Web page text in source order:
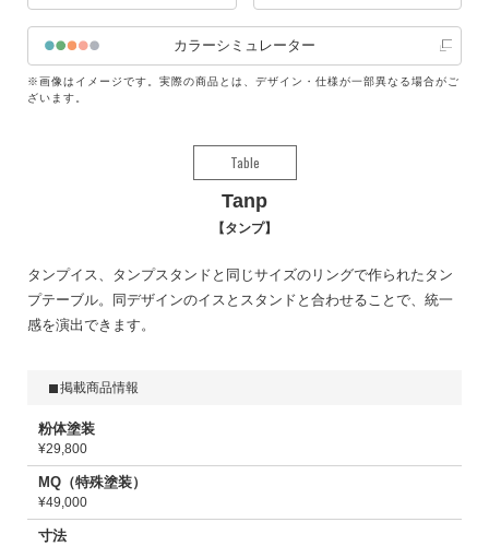
カラーシミュレーター
※画像はイメージです。実際の商品とは、デザイン・仕様が一部異なる場合がご
ざいます。
Table
Tanp
タンプ
タンプイス、タンプスタンドと同じサイズのリングで作られたタン
プテーブル。同デザインのイスとスタンドと合わせることで、統一
感を演出できます。
掲載商品情報
粉体塗装
¥29,800
MQ（特殊塗装）
¥49,000
寸法